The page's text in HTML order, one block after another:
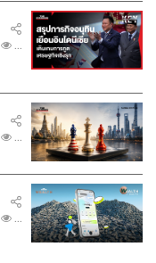
...
...
...